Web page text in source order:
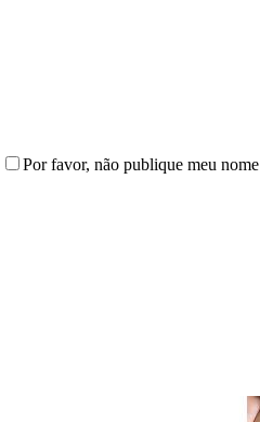
Por favor, não publique meu nome